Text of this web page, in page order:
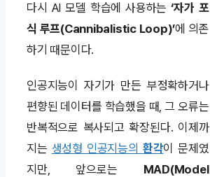
다시 AI 모델 학습에 사용하는‘자가 포
식 루프(Cannibalistic Loop)’에 의존
하기 때문이다.
인공지능이 자기가 만든 부정확하거나
편향된 데이터를 학습했을 때, 그 오류는
반복적으로 복사되고 확장된다. 이제까
지는 생성형 인공지능의 환각이 문제였
지만, 앞으로는 MAD(Model